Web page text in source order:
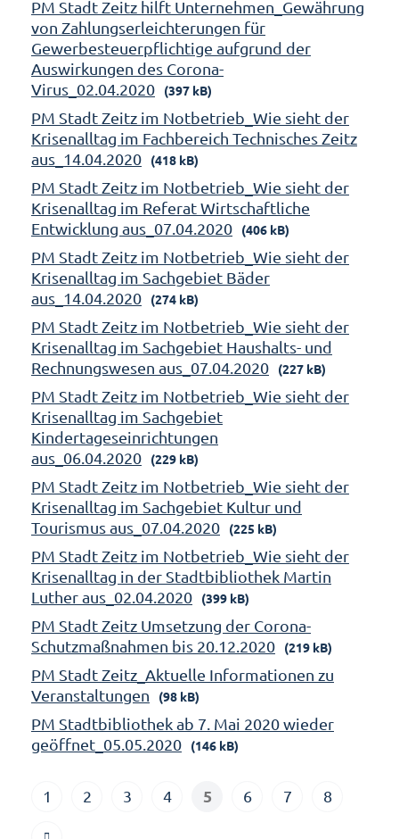
PM Stadt Zeitz hilft Unternehmen_Gewährung
von Zahlungserleichterungen für
Gewerbesteuerpflichtige aufgrund der
Auswirkungen des Corona-
Virus_02.04.2020
(397 kB)
PM Stadt Zeitz im Notbetrieb_Wie sieht der
Krisenalltag im Fachbereich Technisches Zeitz
aus_14.04.2020
(418 kB)
PM Stadt Zeitz im Notbetrieb_Wie sieht der
Krisenalltag im Referat Wirtschaftliche
Entwicklung aus_07.04.2020
(406 kB)
PM Stadt Zeitz im Notbetrieb_Wie sieht der
Krisenalltag im Sachgebiet Bäder
aus_14.04.2020
(274 kB)
PM Stadt Zeitz im Notbetrieb_Wie sieht der
Krisenalltag im Sachgebiet Haushalts- und
Rechnungswesen aus_07.04.2020
(227 kB)
PM Stadt Zeitz im Notbetrieb_Wie sieht der
Krisenalltag im Sachgebiet
Kindertageseinrichtungen
aus_06.04.2020
(229 kB)
PM Stadt Zeitz im Notbetrieb_Wie sieht der
Krisenalltag im Sachgebiet Kultur und
Tourismus aus_07.04.2020
(225 kB)
PM Stadt Zeitz im Notbetrieb_Wie sieht der
Krisenalltag in der Stadtbibliothek Martin
Luther aus_02.04.2020
(399 kB)
PM Stadt Zeitz Umsetzung der Corona-
Schutzmaßnahmen bis 20.12.2020
(219 kB)
PM Stadt Zeitz_Aktuelle Informationen zu
Veranstaltungen
(98 kB)
PM Stadtbibliothek ab 7. Mai 2020 wieder
geöffnet_05.05.2020
(146 kB)
1 2 3 4 5 6 7 8